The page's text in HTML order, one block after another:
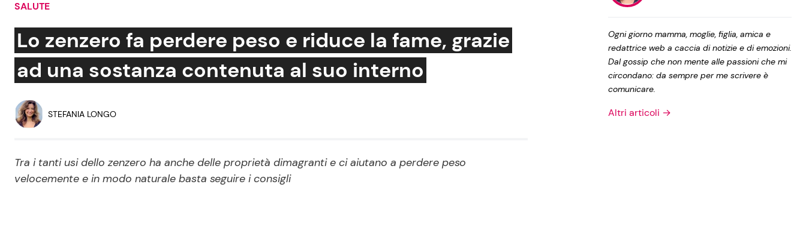
Social News
News dal mondo
Benessere
Mondo Mamma
News benessere
Cucina e Ricette
Le Ricette in TV
Privacy Policy
SALUTE
Lo zenzero fa perdere peso e riduce la fame, grazie
ad una sostanza contenuta al suo interno
STEFANIA LONGO
Tra i tanti usi dello zenzero ha anche delle proprietà dimagranti e ci aiutano a perdere peso
velocemente e in modo naturale basta seguire i consigli
Ogni giorno mamma, moglie, figlia, amica e
redattrice web a caccia di notizie e di emozioni.
Dal gossip che non mente alle passioni che mi
circondano: da sempre per me scrivere è
comunicare.
Altri articoli →